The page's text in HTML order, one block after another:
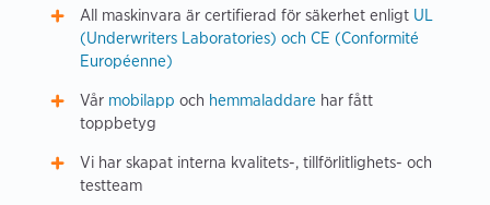
All maskinvara är certifierad för säkerhet enligt UL
(Underwriters Laboratories) och CE (Conformité
Européenne)
Vår mobilapp och hemmaladdare har fått
toppbetyg
Vi har skapat interna kvalitets-, tillförlitlighets- och
testteam